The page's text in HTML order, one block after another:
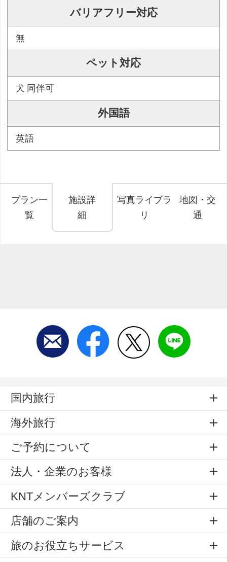
バリアフリー対応
無
ペット対応
犬 同伴可
外国語
英語
プラン一
覧
施設詳
細
写真ライブラ
リ
地図・交
通
国内旅行
海外旅行
ご予約について
法人・企業のお客様
KNTメンバーズクラブ
店舗のご案内
旅のお役立ちサービス